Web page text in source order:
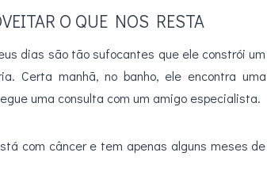
O QUE NOS RESTA
dias são tão sufocantes que ele constrói um
Certa manhã, no banho, ele encontra uma
uma consulta com um amigo especialista.
com câncer e tem apenas alguns meses de